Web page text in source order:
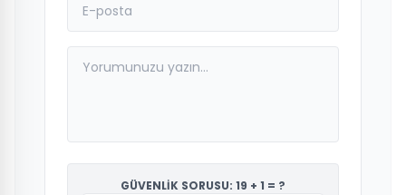
GÜVENLİK SORUSU: 19 + 1 = ?